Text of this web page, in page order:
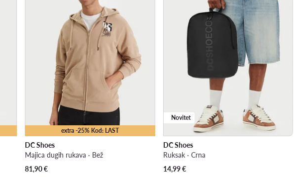
extra -25% Kod: LAST
DC Shoes
Majica dugih rukava · Bež
81,90€
Novitet
DC Shoes
Ruksak · Crna
14,99€